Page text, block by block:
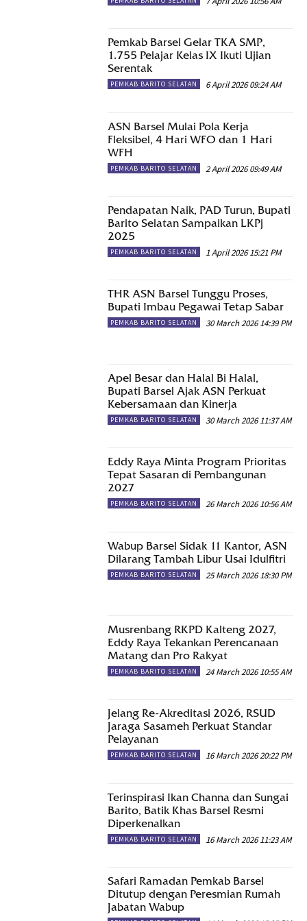
Pemkab Barsel Gelar TKA SMP,
1.755 Pelajar Kelas IX Ikuti Ujian
Serentak
PEMKAB BARITO SELATAN 6 April 2026 09:24 AM
ASN Barsel Mulai Pola Kerja
Fleksibel, 4 Hari WFO dan 1 Hari
WFH
PEMKAB BARITO SELATAN 2 April 2026 09:49 AM
Pendapatan Naik, PAD Turun, Bupati
Barito Selatan Sampaikan LKPj
2025
PEMKAB BARITO SELATAN 1 April 2026 15:21 PM
THR ASN Barsel Tunggu Proses,
Bupati Imbau Pegawai Tetap Sabar
PEMKAB BARITO SELATAN 30 March 2026 14:39 PM
Apel Besar dan Halal Bi Halal,
Bupati Barsel Ajak ASN Perkuat
Kebersamaan dan Kinerja
PEMKAB BARITO SELATAN 30 March 2026 11:37 AM
Eddy Raya Minta Program Prioritas
Tepat Sasaran di Pembangunan
2027
PEMKAB BARITO SELATAN 26 March 2026 10:56 AM
Wabup Barsel Sidak 11 Kantor, ASN
Dilarang Tambah Libur Usai Idulfitri
PEMKAB BARITO SELATAN 25 March 2026 18:30 PM
Musrenbang RKPD Kalteng 2027,
Eddy Raya Tekankan Perencanaan
Matang dan Pro Rakyat
PEMKAB BARITO SELATAN 24 March 2026 10:55 AM
Jelang Re-Akreditasi 2026, RSUD
Jaraga Sasameh Perkuat Standar
Pelayanan
PEMKAB BARITO SELATAN 16 March 2026 20:22 PM
Terinspirasi Ikan Channa dan Sungai
Barito, Batik Khas Barsel Resmi
Diperkenalkan
PEMKAB BARITO SELATAN 16 March 2026 11:23 AM
Safari Ramadan Pemkab Barsel
Ditutup dengan Peresmian Rumah
Jabatan Wabup